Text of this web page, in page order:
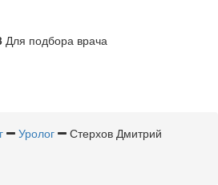
Для подбора врача
Уролог
Стерхов Дмитрий